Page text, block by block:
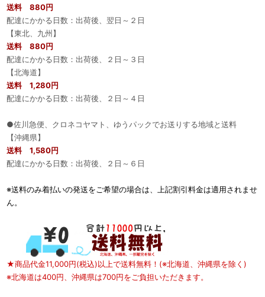
送料 880円
配達にかかる日数：出荷後、翌日～２日
【東北、九州】
送料 880円
配達にかかる日数：出荷後、２日～３日
【北海道】
送料 1,280円
配達にかかる日数：出荷後、２日～４日
●佐川急便、クロネコヤマト、ゆうパックでお送りする地域と送料
【沖縄県】
送料 1,580円
配達にかかる日数：出荷後、２日～６日
※送料のみ着払いの発送をご希望の場合は、上記割引料金は適用されませ
ん。
★商品代金11,000円(税込)以上で送料無料！(※北海道、沖縄県を除く)
※北海道は400円、沖縄県は700円をご負担いただきます。